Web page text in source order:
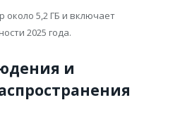
5,2 ГБ и включает
2025 года.
и